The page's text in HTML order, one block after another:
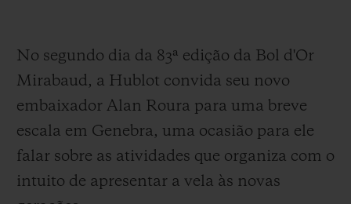
No segundo dia da 83ª edição da Bol d'Or
Mirabaud, a Hublot convida seu novo
embaixador Alan Roura para uma breve
escala em Genebra, uma ocasião para ele
falar sobre as atividades que organiza com o
intuito de apresentar a vela às novas
ENTREGA E DEVOLUÇÕES DE CORTESIA